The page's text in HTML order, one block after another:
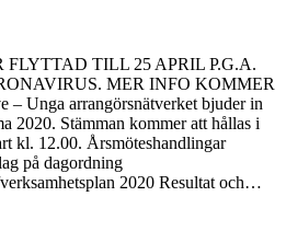
TILL 25 APRIL P.G.A.
MER INFO KOMMER
Unga arrangörsnätverket bjuder in
2020. Stämman kommer att hållas i
kl. 12.00. Årsmöteshandlingar
på dagordning
2020 Resultat och…